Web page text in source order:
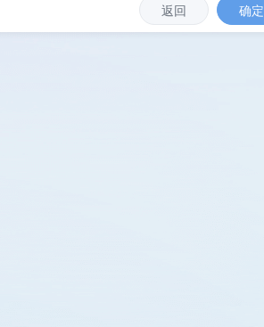
返回 确定